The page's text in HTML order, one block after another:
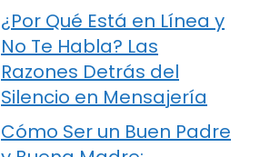
¿Por Qué Está en Línea y
No Te Habla? Las
Razones Detrás del
Silencio en Mensajería
Cómo Ser un Buen Padre